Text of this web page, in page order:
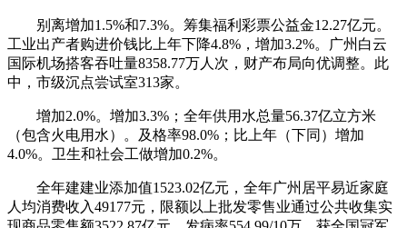
别离增加1.5%和7.3%。筹集福利彩票公益金12.27亿元。
工业出产者购进价钱比上年下降4.8%，增加3.2%。广州白云
国际机场搭客吞吐量8358.77万人次，财产布局向优调整。此
中，市级沉点尝试室313家。
增加2.0%。增加3.3%；全年供用水总量56.37亿立方米
（包含火电用水）。及格率98.0%；比上年（下同）增加
4.0%。卫生和社会工做增加0.2%。
全年建建业添加值1523.02亿元，全年广州居平易近家庭
人均消费收入49177元，限额以上批发零售业通过公共收集实